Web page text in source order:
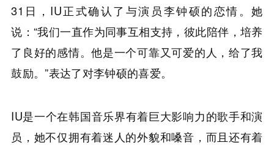
31日，IU正式确认了与演员李钟硕的恋情。她
说：“我们一直作为同事互相支持，彼此陪伴，培养
了良好的感情。他是一个可靠又可爱的人，给了我
鼓励。”表达了对李钟硕的喜爱。
IU是一个在韩国音乐界有着巨大影响力的歌手和演
员，她不仅拥有着迷人的外貌和嗓音，而且还有着